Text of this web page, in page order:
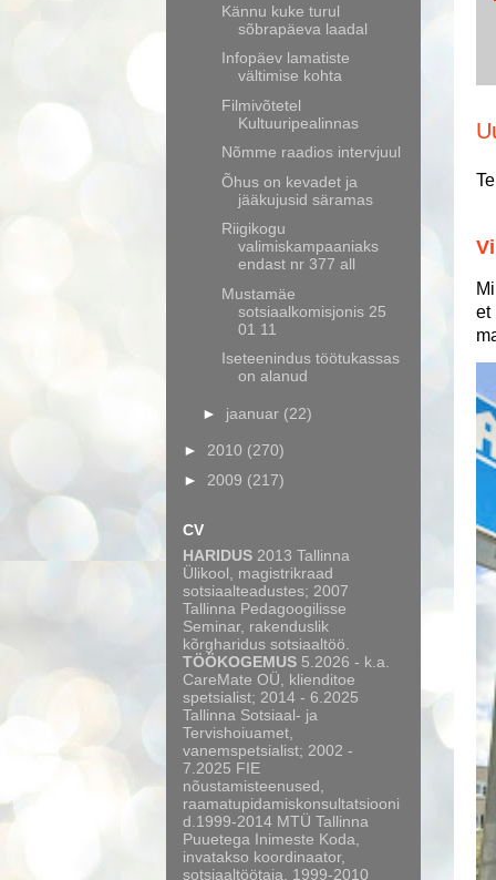
et
Kännu kuke turul
sõbrapäeva laadal
Infopäev lamatiste
vältimise kohta
Filmivõtetel
Kultuuripealinnas
Nõmme raadios intervjuul
Õhus on kevadet ja
jääkujusid säramas
Riigikogu
valimiskampaaniaks
endast nr 377 all
Mustamäe
sotsiaalkomisjonis 25
01 11
Iseteenindus töötukassas
on alanud
► jaanuar (22)
► 2010 (270)
► 2009 (217)
CV
HARIDUS 2013 Tallinna
Ülikool, magistrikraad
sotsiaalteadustes; 2007
Tallinna Pedagoogilisse
Seminar, rakenduslik
kõrgharidus sotsiaaltöö.
TÖÖKOGEMUS 5.2026 - k.a.
CareMate OÜ, klienditoe
spetsialist; 2014 - 6.2025
Tallinna Sotsiaal- ja
Tervishoiuamet,
vanemspetsialist; 2002 -
7.2025 FIE
nõustamisteenused,
raamatupidamiskonsultatsiooni
d.1999-2014 MTÜ Tallinna
Puuetega Inimeste Koda,
invatakso koordinaator,
sotsiaaltöötaja, 1999-2010